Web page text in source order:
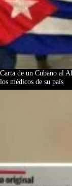
Carta de un Cubano al
los médicos de su país